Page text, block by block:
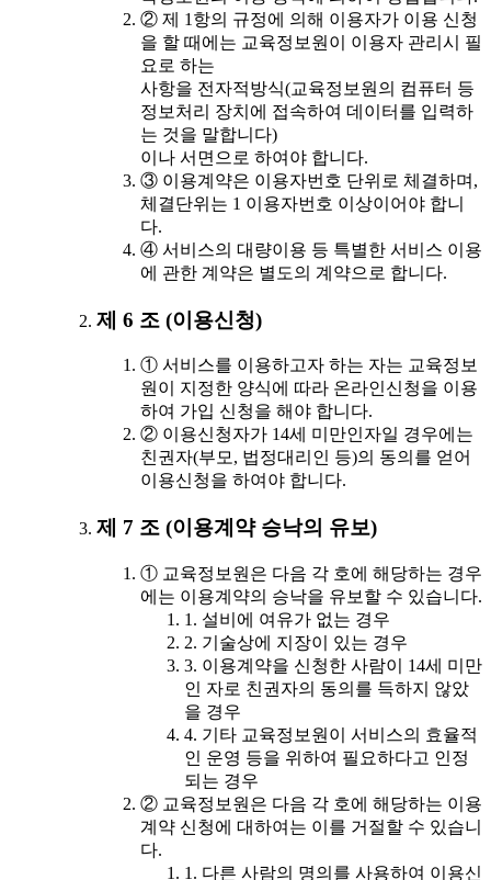
② 제 1항의 규정에 의해 이용자가 이용 신청
을 할 때에는 교육정보원이 이용자 관리시 필
요로 하는
사항을 전자적방식(교육정보원의 컴퓨터 등
정보처리 장치에 접속하여 데이터를 입력하
는 것을 말합니다)
이나 서면으로 하여야 합니다.
③ 이용계약은 이용자번호 단위로 체결하며,
체결단위는 1 이용자번호 이상이어야 합니
다.
④ 서비스의 대량이용 등 특별한 서비스 이용
에 관한 계약은 별도의 계약으로 합니다.
제 6 조 (이용신청)
① 서비스를 이용하고자 하는 자는 교육정보
원이 지정한 양식에 따라 온라인신청을 이용
하여 가입 신청을 해야 합니다.
② 이용신청자가 14세 미만인자일 경우에는
친권자(부모, 법정대리인 등)의 동의를 얻어
이용신청을 하여야 합니다.
제 7 조 (이용계약 승낙의 유보)
① 교육정보원은 다음 각 호에 해당하는 경우
에는 이용계약의 승낙을 유보할 수 있습니다.
1. 설비에 여유가 없는 경우
2. 기술상에 지장이 있는 경우
3. 이용계약을 신청한 사람이 14세 미만
인 자로 친권자의 동의를 득하지 않았
을 경우
4. 기타 교육정보원이 서비스의 효율적
인 운영 등을 위하여 필요하다고 인정
되는 경우
② 교육정보원은 다음 각 호에 해당하는 이용
계약 신청에 대하여는 이를 거절할 수 있습니
다.
1. 다른 사람의 명의를 사용하여 이용신